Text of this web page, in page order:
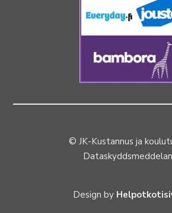
© JK-Kustannus ja
Design by